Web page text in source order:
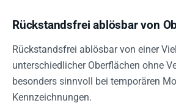
Rückstandsfrei ablösbar von
Rückstandsfrei ablösbar von einer
unterschiedlicher Oberflächen ohne
besonders sinnvoll bei temporären
Kennzeichnungen.